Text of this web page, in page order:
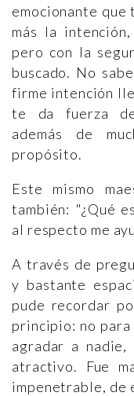
emocionante que
más la
pero con la
buscado. No
firme intención
te da fuerza
además de
propósito.
Este mismo
también: "¿Qué
al respecto me
A través de
y bastante
pude recordar
principio: no
agradar a
atractivo. Fue
impenetrable, de